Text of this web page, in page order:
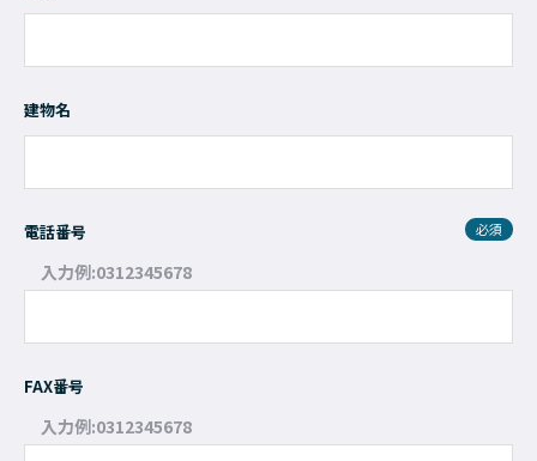
建物名
電話番号 必須
入力例:0312345678
FAX番号
入力例:0312345678